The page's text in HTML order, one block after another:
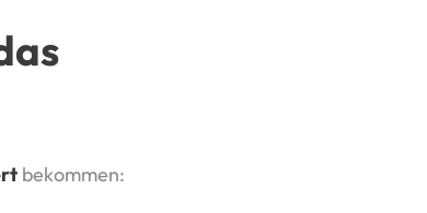
bekommen: